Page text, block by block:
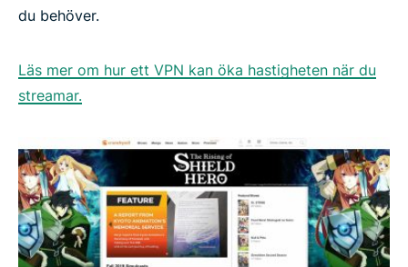
du behöver.
Läs mer om hur ett VPN kan öka hastigheten när du
streamar.